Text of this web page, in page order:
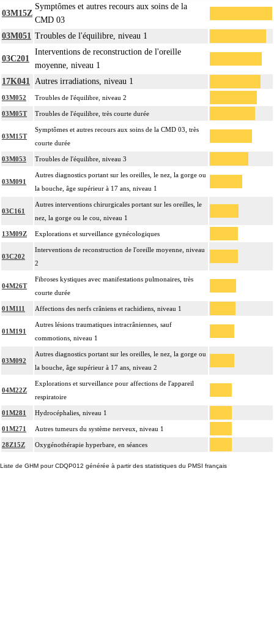
03M15Z
Symptômes et autres recours aux soins de la
CMD 03
03M051 Troubles de l'équilibre, niveau 1
03C201
Interventions de reconstruction de l'oreille
moyenne, niveau 1
17K041 Autres irradiations, niveau 1
03M052 Troubles de l'équilibre, niveau 2
03M05T Troubles de l'équilibre, très courte durée
03M15T
Symptômes et autres recours aux soins de la CMD 03, très
courte durée
03M053 Troubles de l'équilibre, niveau 3
03M091
Autres diagnostics portant sur les oreilles, le nez, la gorge ou
la bouche, âge supérieur à 17 ans, niveau 1
03C161
Autres interventions chirurgicales portant sur les oreilles, le
nez, la gorge ou le cou, niveau 1
13M09Z Explorations et surveillance gynécologiques
03C202
Interventions de reconstruction de l'oreille moyenne, niveau
2
04M26T
Fibroses kystiques avec manifestations pulmonaires, très
courte durée
01M111 Affections des nerfs crâniens et rachidiens, niveau 1
01M191
Autres lésions traumatiques intracrâniennes, sauf
commotions, niveau 1
03M092
Autres diagnostics portant sur les oreilles, le nez, la gorge ou
la bouche, âge supérieur à 17 ans, niveau 2
04M22Z
Explorations et surveillance pour affections de l'appareil
respiratoire
01M281 Hydrocéphalies, niveau 1
01M271 Autres tumeurs du système nerveux, niveau 1
28Z15Z Oxygénothérapie hyperbare, en séances
Liste de GHM pour CDQP012 générée à partir des statistiques du PMSI français